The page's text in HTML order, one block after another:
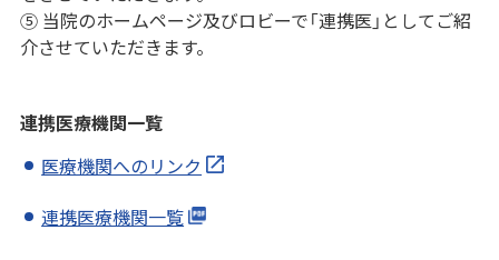
⑤ 当院のホームページ及びロビーで「連携医」としてご紹
介させていただきます。
連携医療機関一覧
医療機関へのリンク
連携医療機関一覧